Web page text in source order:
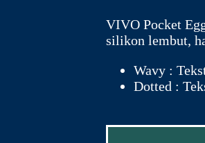
VIVO Pocket
silikon lembut,
Wavy :
Dotted :